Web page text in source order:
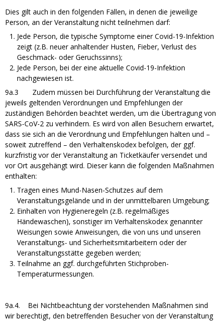
Dies gilt auch in den folgenden Fällen, in denen die jeweilige
Person, an der Veranstaltung nicht teilnehmen darf:
Jede Person, die typische Symptome einer Covid-19-Infektion
zeigt (z.B. neuer anhaltender Husten, Fieber, Verlust des
Geschmack- oder Geruchssinns);
Jede Person, bei der eine aktuelle Covid-19-Infektion
nachgewiesen ist.
9a.3 Zudem müssen bei Durchführung der Veranstaltung die
jeweils geltenden Verordnungen und Empfehlungen der
zuständigen Behörden beachtet werden, um die Übertragung von
SARS-CoV-2 zu verhindern. Es wird von allen Besuchern erwartet,
dass sie sich an die Verordnung und Empfehlungen halten und –
soweit zutreffend – den Verhaltenskodex befolgen, der ggf.
kurzfristig vor der Veranstaltung an Ticketkäufer versendet und
vor Ort ausgehängt wird. Dieser kann die folgenden Maßnahmen
enthalten:
Tragen eines Mund-Nasen-Schutzes auf dem
Veranstaltungsgelände und in der unmittelbaren Umgebung;
Einhalten von Hygieneregeln (z.B. regelmäßiges
Händewaschen), sonstiger im Verhaltenskodex genannter
Weisungen sowie Anweisungen, die von uns und unseren
Veranstaltungs- und Sicherheitsmitarbeitern oder der
Veranstaltungsstätte gegeben werden;
Teilnahme an ggf. durchgeführten Stichproben-
Temperaturmessungen.
9a.4. Bei Nichtbeachtung der vorstehenden Maßnahmen sind
wir berechtigt, den betreffenden Besucher von der Veranstaltung